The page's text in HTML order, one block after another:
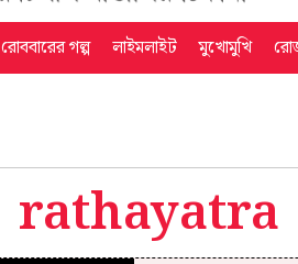
রোববারের গল্প লাইমলাইট মুখোমুখি
rathayatra